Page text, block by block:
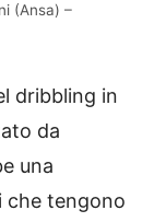
(Ansa) –
dribbling in
da
una
che tengono